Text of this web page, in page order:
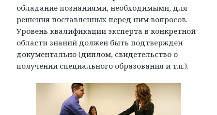
обладание познаниями, необходимыми, для
решения поставленных перед ним вопросов.
Уровень квалификации эксперта в конкретной
области знаний должен быть подтвержден
документально (диплом, свидетельство о
получении специального образования и т.п.).